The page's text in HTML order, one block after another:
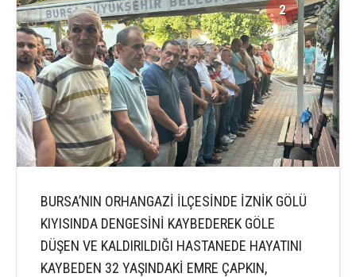
2 2
BURSA’NIN ORHANGAZİ İLÇESİNDE İZNİK GÖLÜ
KIYISINDA DENGESİNİ KAYBEDEREK GÖLE
DÜŞEN VE KALDIRILDIĞI HASTANEDE HAYATINI
KAYBEDEN 32 YAŞINDAKİ EMRE ÇAPKIN,